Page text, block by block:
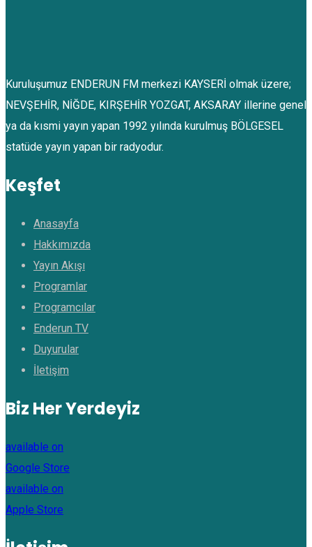
Kuruluşumuz ENDERUN FM merkezi KAYSERİ olmak üzere;
NEVŞEHİR, NİĞDE, KIRŞEHİR YOZGAT, AKSARAY illerine genel
ya da kısmi yayın yapan 1992 yılında kurulmuş BÖLGESEL
statüde yayın yapan bir radyodur.
Keşfet
Anasayfa
Hakkımızda
Yayın Akışı
Programlar
Programcılar
Enderun TV
Duyurular
İletişim
Biz Her Yerdeyiz
available on
Google Store
available on
Apple Store